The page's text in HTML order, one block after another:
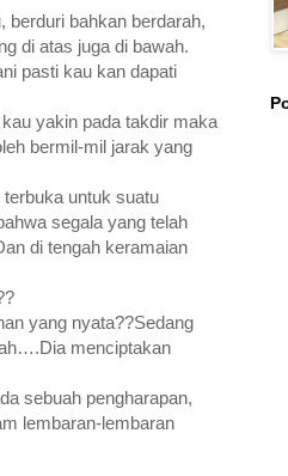
berduri bahkan berdarah,
di atas juga di bawah.
pasti kau kan dapati
yakin pada takdir maka
bermil-mil jarak yang
untuk suatu
segala yang telah
di tengah keramaian
yang nyata??Sedang
menciptakan
sebuah pengharapan,
lembaran-lembaran